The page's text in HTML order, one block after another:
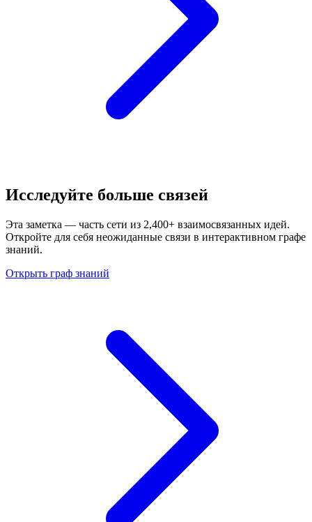
Исследуйте больше связей
Эта заметка — часть сети из 2,400+ взаимосвязанных идей.
Откройте для себя неожиданные связи в интерактивном графе
знаний.
Открыть граф знаний